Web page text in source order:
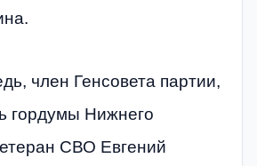
член Генсовета партии,
гордумы Нижнего
СВО Евгений